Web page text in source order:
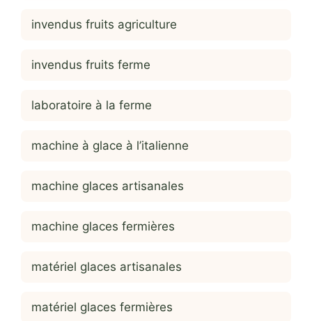
invendus fruits agriculture
invendus fruits ferme
laboratoire à la ferme
machine à glace à l’italienne
machine glaces artisanales
machine glaces fermières
matériel glaces artisanales
matériel glaces fermières